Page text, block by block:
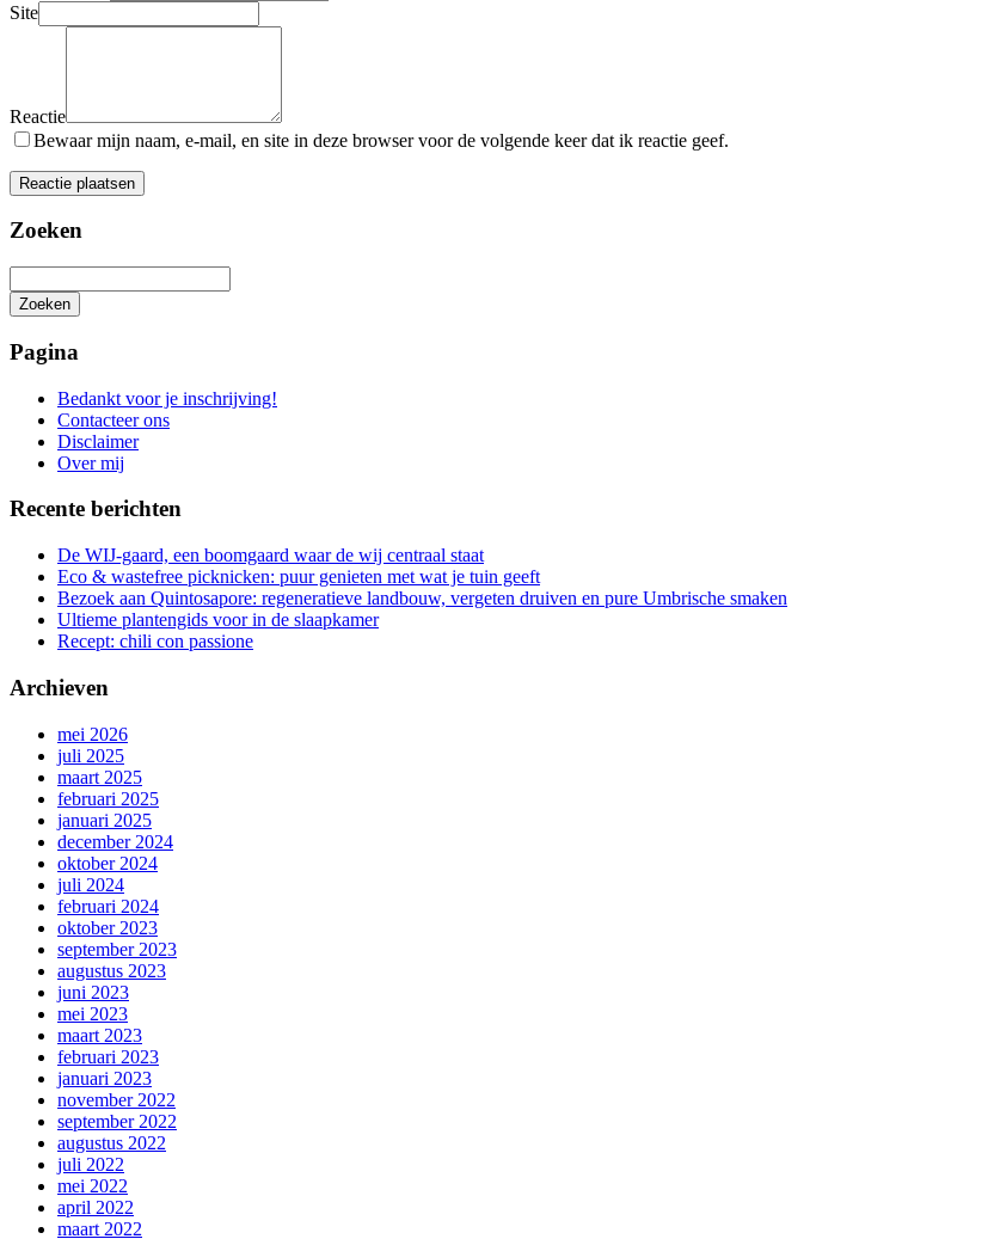
Site
Reactie
Bewaar mijn naam, e-mail, en site in deze browser voor de volgende keer dat ik reactie geef.
Zoeken
Zoeken
zoeken
Pagina
Bedankt voor je inschrijving!
Contacteer ons
Disclaimer
Over mij
Recente berichten
De WIJ-gaard, een boomgaard waar de wij centraal staat
Eco & wastefree picknicken: puur genieten met wat je tuin geeft
Bezoek aan Quintosapore: regeneratieve landbouw, vergeten druiven en pure Umbrische smaken
Ultieme plantengids voor in de slaapkamer
Recept: chili con passione
Archieven
mei 2026
juli 2025
maart 2025
februari 2025
januari 2025
december 2024
oktober 2024
juli 2024
februari 2024
oktober 2023
september 2023
augustus 2023
juni 2023
mei 2023
maart 2023
februari 2023
januari 2023
november 2022
september 2022
augustus 2022
juli 2022
mei 2022
april 2022
maart 2022